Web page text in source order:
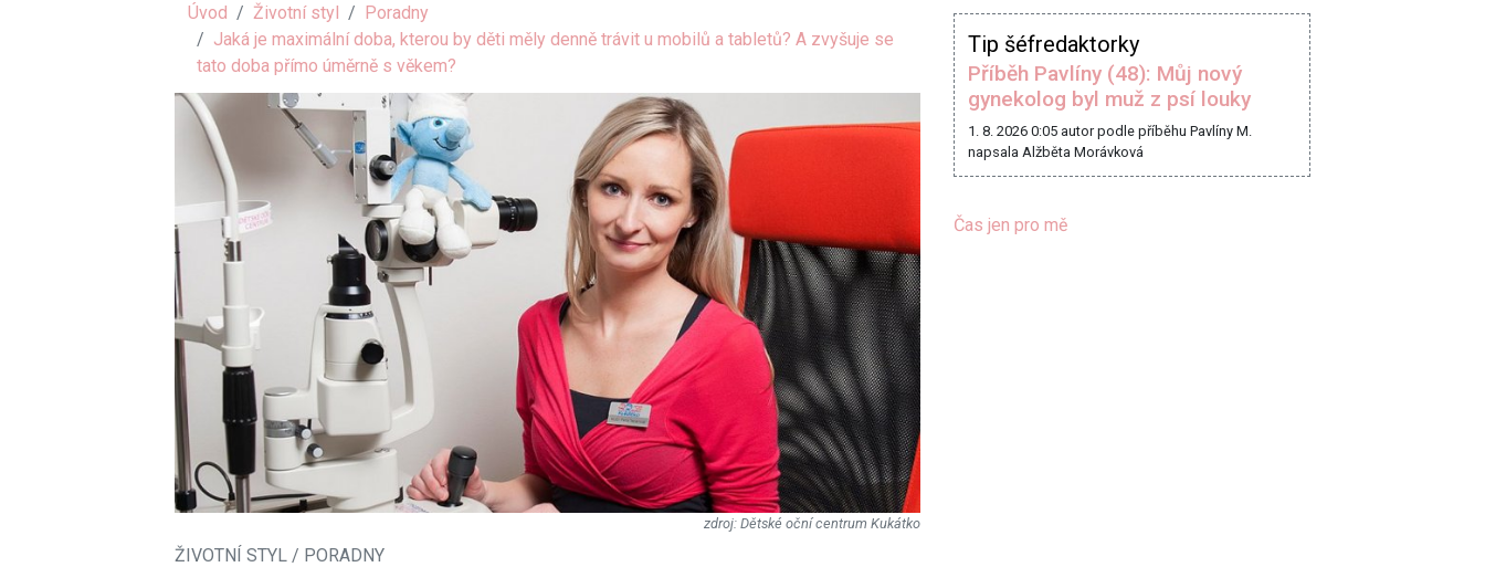
Úvod Životní styl
Poradny
Jaká je maximální doba, kterou by děti měly denně trávit u mobilů a tabletů? A zvyšuje se
tato doba přímo úměrně s věkem?
Dětské oční centrum Kukátko
ŽIVOTNÍ STYL / PORADNY
Tip šéfredaktorky
Příběh Pavlíny (48): Můj nový
gynekolog byl muž z psí louky
1. 8. 2026 0:05 autor podle příběhu Pavlíny M.
napsala Alžběta Morávková
Čas jen pro mě